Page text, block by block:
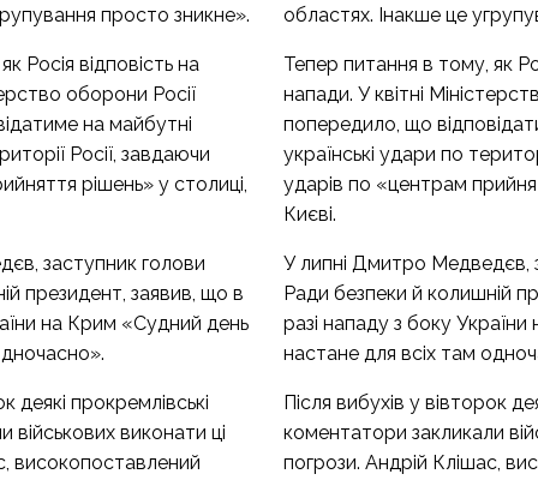
просто зникне».
Росія відповість на
оборони Росії
на майбутні
Росії, завдаючи
рішень» у столиці,
заступник голови
президент, заявив, що в
на Крим «Судний день
деякі прокремлівські
виконати ці
високопоставлений
областях. Інакше це
Тепер питання в тому, як
напади. У квітні
попередило, що
українські удари по
ударів по «центрам
Києві.
У липні Дмитро Медведєв,
Ради безпеки й колишній
разі нападу з боку
настане для всіх там
Після вибухів у вівторок
коментатори закликали
погрози. Андрій Клішас,